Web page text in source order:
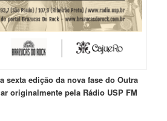
sexta edição da nova fase do Outra
originalmente pela Rádio USP FM